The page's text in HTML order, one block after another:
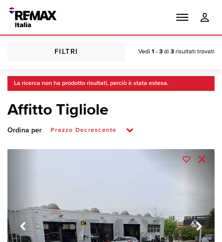
FILTRI Vedi 1 - 3 di 3 risultati trovati
La ricerca non ha prodotto risultati, perciò è stata estesa.
Affitto Tigliole
Ordina per